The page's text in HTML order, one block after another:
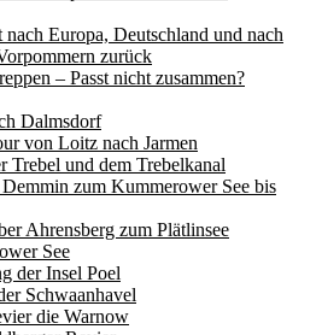
Europa, Deutschland und nach
zurück
– Passt nicht zusammen?
Dalmsdorf
von Loitz nach Jarmen
Trebel und dem Trebelkanal
zum Kummerower See bis
Ahrensberg zum Plätlinsee
See
der Insel Poel
Schwaanhavel
die Warnow